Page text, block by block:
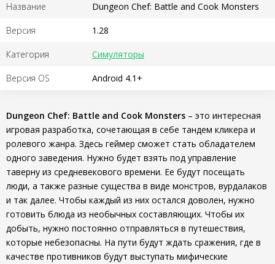
Название Dungeon Chef: Battle and Cook Monsters
Версия 1.28
Категория Симуляторы
Версия OS Android 4.1+
Dungeon Chef: Battle and Cook Monsters – это интересная
игровая разработка, сочетающая в себе тандем кликера и
ролевого жанра. Здесь геймер сможет стать обладателем
одного заведения. Нужно будет взять под управление
таверну из средневекового времени. Ее будут посещать
люди, а также разные существа в виде монстров, вурдалаков
и так далее. Чтобы каждый из них остался доволен, нужно
готовить блюда из необычных составляющих. Чтобы их
добыть, нужно постоянно отправляться в путешествия,
которые небезопасны. На пути будут ждать сражения, где в
качестве противников будут выступать мифические